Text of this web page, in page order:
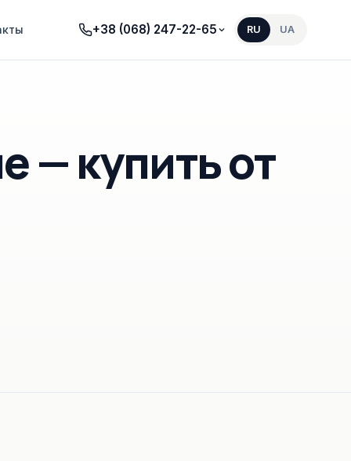
+38 (068) 247-22-65 RU UA
— купить от